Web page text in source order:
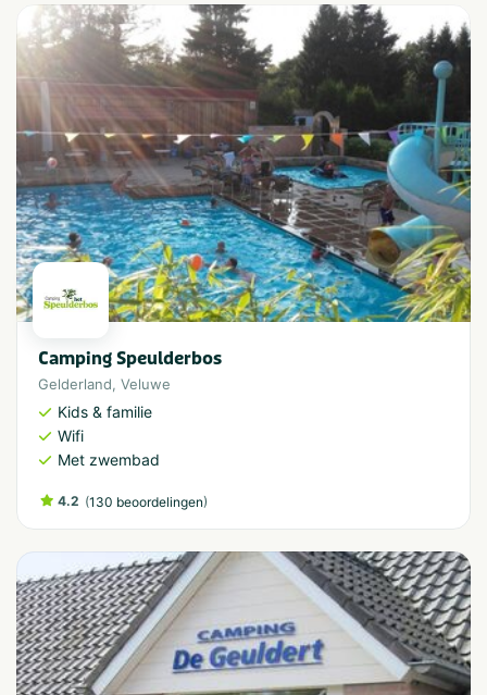
Camping Speulderbos
Gelderland, Veluwe
Kids & familie
Wifi
Met zwembad
4.2 (130 beoordelingen)